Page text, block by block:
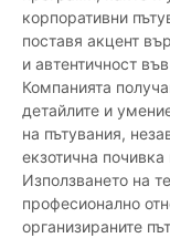
корпоративни
поставя акцент
и автентичност
Компанията
детайлите и
на пътувания,
екзотична
Използването на
професионално
организираните